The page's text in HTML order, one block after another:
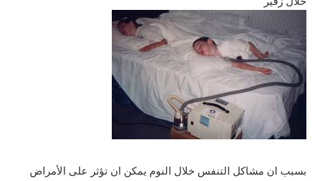
بسبب ان مشاكل التنفس خلال النوم يمكن ان تؤثر على الأمراض